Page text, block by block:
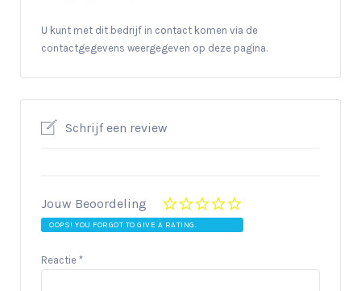
U kunt met dit bedrijf in contact komen via de
contactgegevens weergegeven op deze pagina.
Schrijf een review
Jouw Beoordeling
OOPS! YOU FORGOT TO GIVE A RATING.
Reactie *